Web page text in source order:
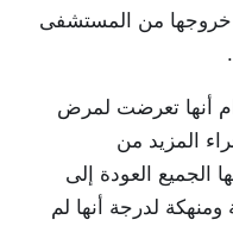
من المستشفى
أنها تعرضت لمرض
المزيد من
الجميع العودة إلى
لدرجة أنها لم